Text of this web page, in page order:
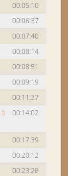
00:05:10
00:06:37
00:07:40
00:08:14
00:08:51
00:09:19
00:11:37
00:14:02
00:17:39
00:20:12
00:23:28